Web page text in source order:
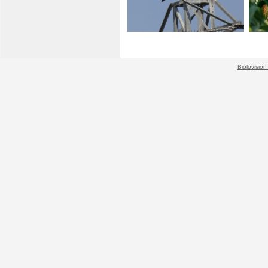
Biolovision